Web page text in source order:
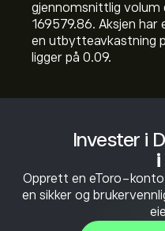
Invester i
i
Opprett en eToro-konto
en sikker og
gjennomsnittlig volum
169579.86. Aksjen har
en utbytteavkastning
ligger på 0.09.